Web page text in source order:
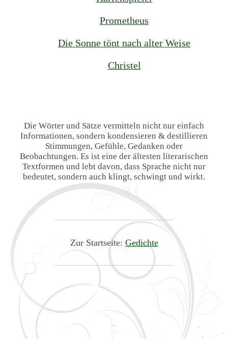
Prometheus
Die Sonne tönt nach alter Weise
Christel
Die Wörter und Sätze vermitteln nicht nur einfach
Informationen, sondern kondensieren & destillieren
Stimmungen, Gefühle, Gedanken oder
Beobachtungen. Es ist eine der ältesten literarischen
Textformen und lebt davon, dass Sprache nicht nur
bedeutet, sondern auch klingt, schwingt und wirkt.
Zur Startseite: Gedichte